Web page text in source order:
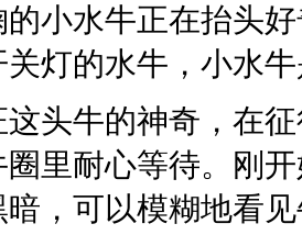
小水牛正在抬头
关灯的水牛，小水
牛的神奇，在征
里耐心等待。刚
，可以模糊地看